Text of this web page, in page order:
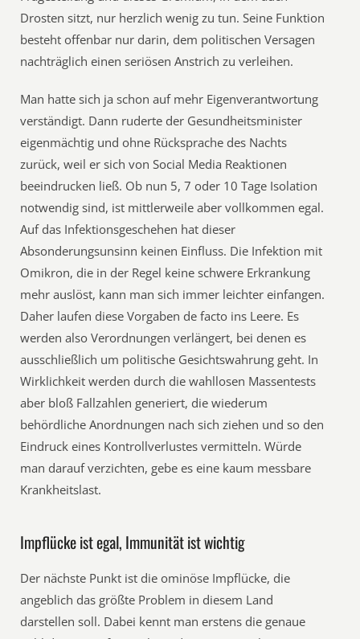
Drosten sitzt, nur herzlich wenig zu tun. Seine Funktion
besteht offenbar nur darin, dem politischen Versagen
nachträglich einen seriösen Anstrich zu verleihen.
Man hatte sich ja schon auf mehr Eigenverantwortung
verständigt. Dann ruderte der Gesundheitsminister
eigenmächtig und ohne Rücksprache des Nachts
zurück, weil er sich von Social Media Reaktionen
beeindrucken ließ. Ob nun 5, 7 oder 10 Tage Isolation
notwendig sind, ist mittlerweile aber vollkommen egal.
Auf das Infektionsgeschehen hat dieser
Absonderungsunsinn keinen Einfluss. Die Infektion mit
Omikron, die in der Regel keine schwere Erkrankung
mehr auslöst, kann man sich immer leichter einfangen.
Daher laufen diese Vorgaben de facto ins Leere. Es
werden also Verordnungen verlängert, bei denen es
ausschließlich um politische Gesichtswahrung geht. In
Wirklichkeit werden durch die wahllosen Massentests
aber bloß Fallzahlen generiert, die wiederum
behördliche Anordnungen nach sich ziehen und so den
Eindruck eines Kontrollverlustes vermitteln. Würde
man darauf verzichten, gebe es eine kaum messbare
Krankheitslast.
Impflücke ist egal, Immunität ist wichtig
Der nächste Punkt ist die ominöse Impflücke, die
angeblich das größte Problem in diesem Land
darstellen soll. Dabei kennt man erstens die genaue